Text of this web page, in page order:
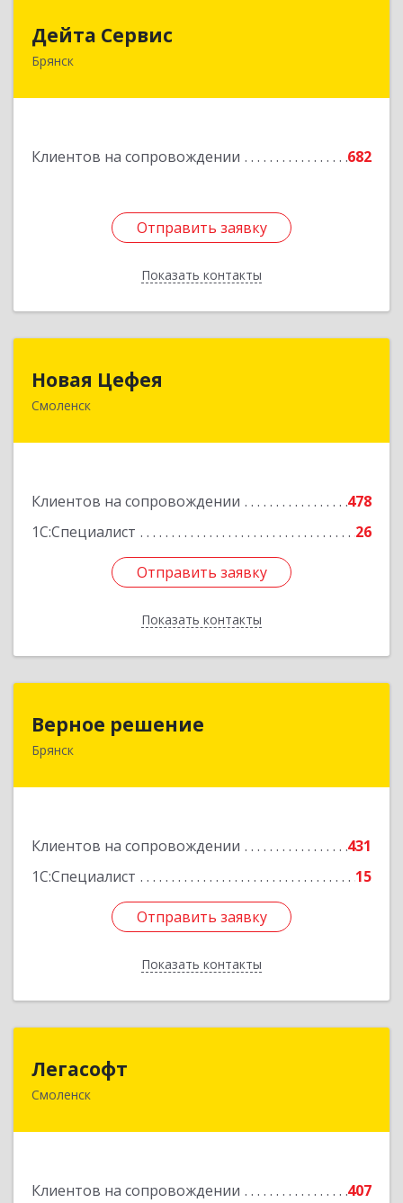
Дейта Сервис
Брянск
Клиентов на сопровождении 682
Отправить заявку
Показать контакты
241035, Брянская обл, Брянск г, Ульянова ул,
Отправить заявку
Назад
Новая Цефея
Смоленск
Клиентов на сопровождении
478
1С:Специалист
26
Отправить заявку
Показать контакты
214018, Смоленская обл, Смоленск г, Раевского
Отправить заявку
Назад
Верное решение
Брянск
Клиентов на сопровождении
431
1С:Специалист
15
Отправить заявку
Показать контакты
241035, Брянская обл, Брянск г, Ульянова ул,
Отправить заявку
Назад
Легасофт
Смоленск
Клиентов на сопровождении 407
214018, Смоленская обл, Смоленск г, Ново-